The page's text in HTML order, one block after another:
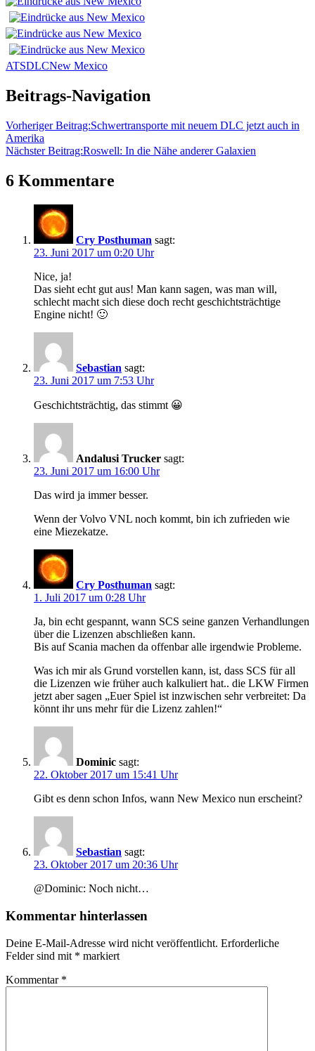
ATSDLCNew Mexico
Beitrags-Navigation
Vorheriger Beitrag:Schwertransporte mit neuem DLC jetzt auch in
Amerika
Nächster Beitrag:Roswell: In die Nähe anderer Galaxien
6 Kommentare
Cry Posthuman sagt:
23. Juni 2017 um 0:20 Uhr
Nice, ja!
Das sieht echt gut aus! Man kann sagen, was man will,
schlecht macht sich diese doch recht geschichtsträchtige
Engine nicht! 🙂
Sebastian sagt:
23. Juni 2017 um 7:53 Uhr
Geschichtsträchtig, das stimmt 😀
Andalusi Trucker sagt:
23. Juni 2017 um 16:00 Uhr
Das wird ja immer besser.
Wenn der Volvo VNL noch kommt, bin ich zufrieden wie
eine Miezekatze.
Cry Posthuman sagt:
1. Juli 2017 um 0:28 Uhr
Ja, bin echt gespannt, wann SCS seine ganzen Verhandlungen
über die Lizenzen abschließen kann.
Bis auf Scania machen da offenbar alle irgendwie Probleme.
Was ich mir als Grund vorstellen kann, ist, dass SCS für all
die Lizenzen wie früher auch kalkuliert hat.. die LKW Firmen
jetzt aber sagen „Euer Spiel ist inzwischen sehr verbreitet: Da
könnt ihr uns mehr für die Lizenz zahlen!“
Dominic sagt:
22. Oktober 2017 um 15:41 Uhr
Gibt es denn schon Infos, wann New Mexico nun erscheint?
Sebastian sagt:
23. Oktober 2017 um 20:36 Uhr
@Dominic: Noch nicht…
Kommentar hinterlassen
Deine E-Mail-Adresse wird nicht veröffentlicht. Erforderliche
Felder sind mit * markiert
Kommentar *